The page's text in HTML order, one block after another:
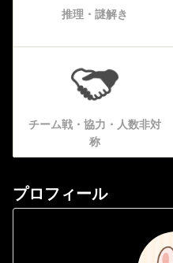
推理・謎解き
チーム戦・協力・人数非対
称
プロフィール